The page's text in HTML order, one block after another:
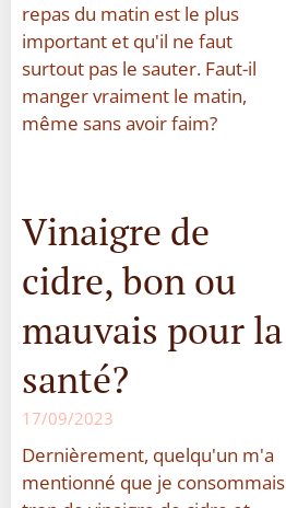
repas du matin est le plus
important et qu'il ne faut
surtout pas le sauter. Faut-il
manger vraiment le matin,
même sans avoir faim?
Vinaigre de
cidre, bon ou
mauvais pour la
santé?
17/09/2023
Dernièrement, quelqu'un m'a
mentionné que je consommais